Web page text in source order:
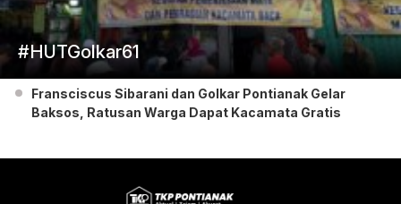
#HUTGolkar61
Fransciscus Sibarani dan Golkar Pontianak Gelar
Baksos, Ratusan Warga Dapat Kacamata Gratis